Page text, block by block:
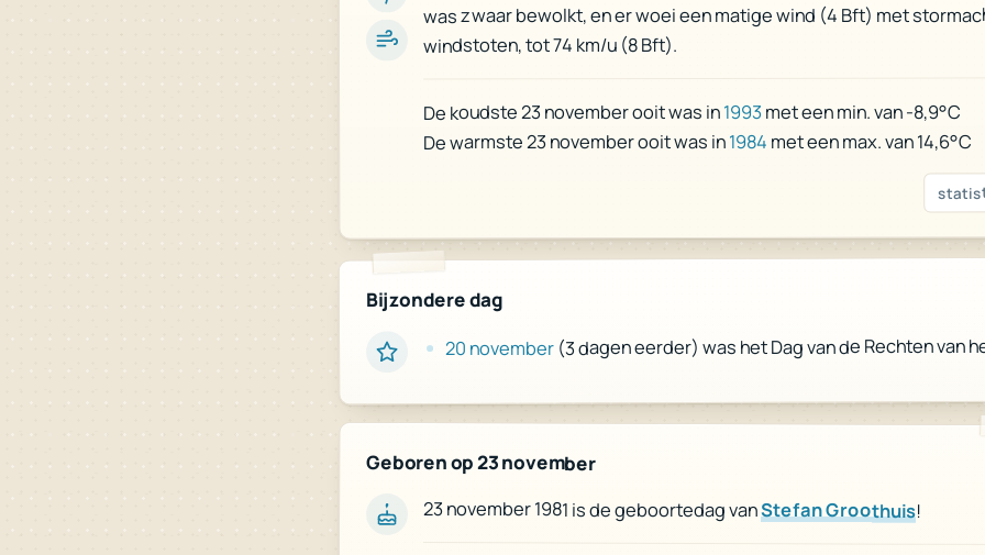
was zwaar bewolkt, en er woei een matige wind (4 Bft) met
windstoten, tot 74 km/u (8 Bft).
De koudste 23 november ooit was in1993met een min. van -8,9°C
De warmste 23 november ooit was in1984 met een max. van 14,6°C
Bijzondere dag
20 november (3 dagen eerder) was het Dag van de Rechten van
Geboren op 23 november
23 november 1981 is de geboortedag vanStefan Groothuis!